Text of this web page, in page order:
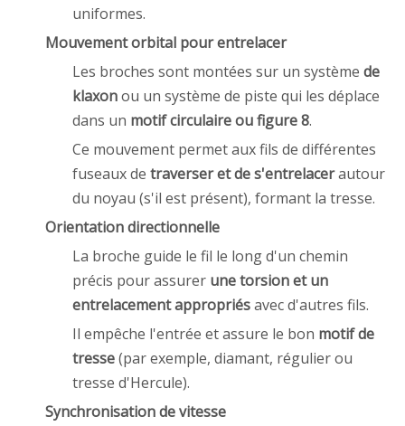
uniformes.
Mouvement orbital pour entrelacer
Les broches sont montées sur un système de
klaxonou un système de piste qui les déplace
dans un motif circulaire ou figure 8.
Ce mouvement permet aux fils de différentes
fuseaux de traverser et de s'entrelacerautour
du noyau (s'il est présent), formant la tresse.
Orientation directionnelle
La broche guide le fil le long d'un chemin
précis pour assurer une torsion et un
entrelacement appropriésavec d'autres fils.
Il empêche l'entrée et assure le bon motif de
tresse(par exemple, diamant, régulier ou
tresse d'Hercule).
Synchronisation de vitesse